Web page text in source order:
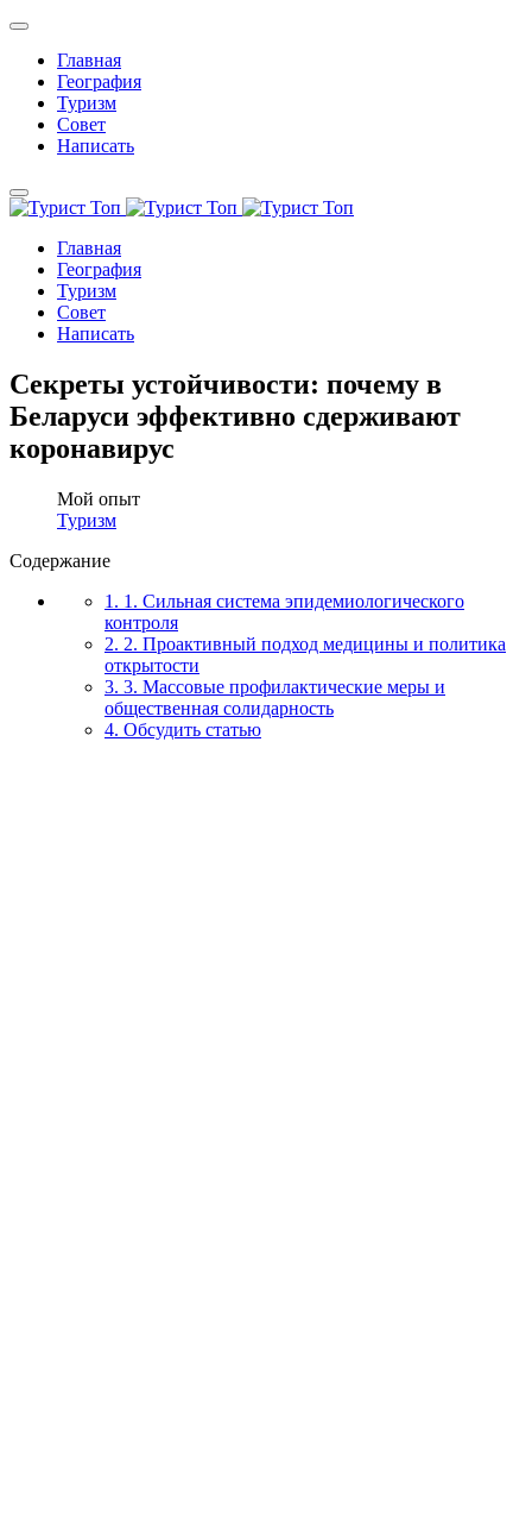
Главная
География
Туризм
Совет
Написать
Главная
География
Туризм
Совет
Написать
Секреты устойчивости: почему в
Беларуси эффективно сдерживают
коронавирус
Мой опыт
Туризм
Содержание
1. 1. Сильная система эпидемиологического
контроля
2. 2. Проактивный подход медицины и политика
открытости
3. 3. Массовые профилактические меры и
общественная солидарность
4. Обсудить статью